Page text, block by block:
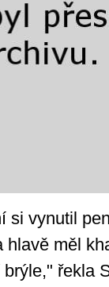
si vynutil
měl
řekla